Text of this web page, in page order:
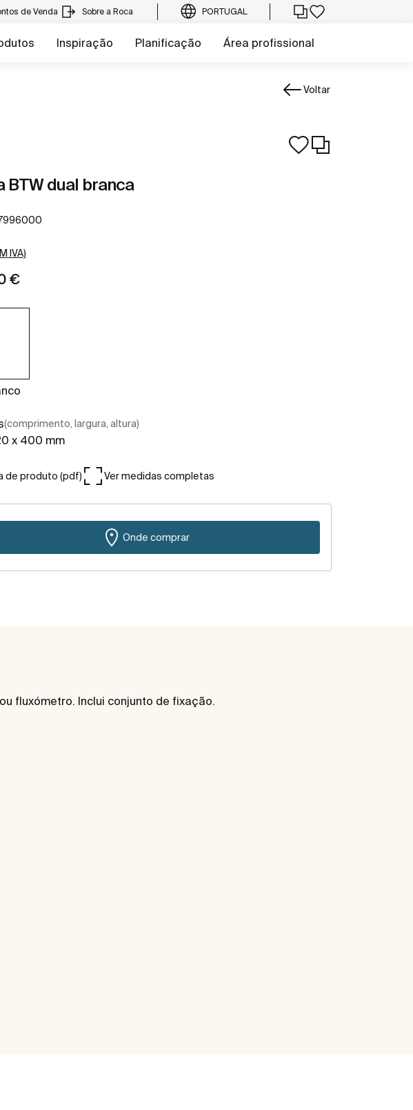
de Venda Sobre a Roca PORTUGAL
Inspiração Planificação Área profissional
Voltar
BTW dual branca
IVA)
€
(comprimento, largura, altura)
x 400 mm
de produto (pdf) Ver medidas completas
Onde comprar
fluxómetro. Inclui conjunto de fixação.